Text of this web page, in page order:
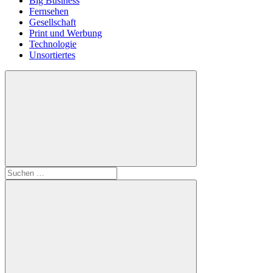
Fernsehen
Gesellschaft
Print und Werbung
Technologie
Unsortiertes
Suchen
nach: